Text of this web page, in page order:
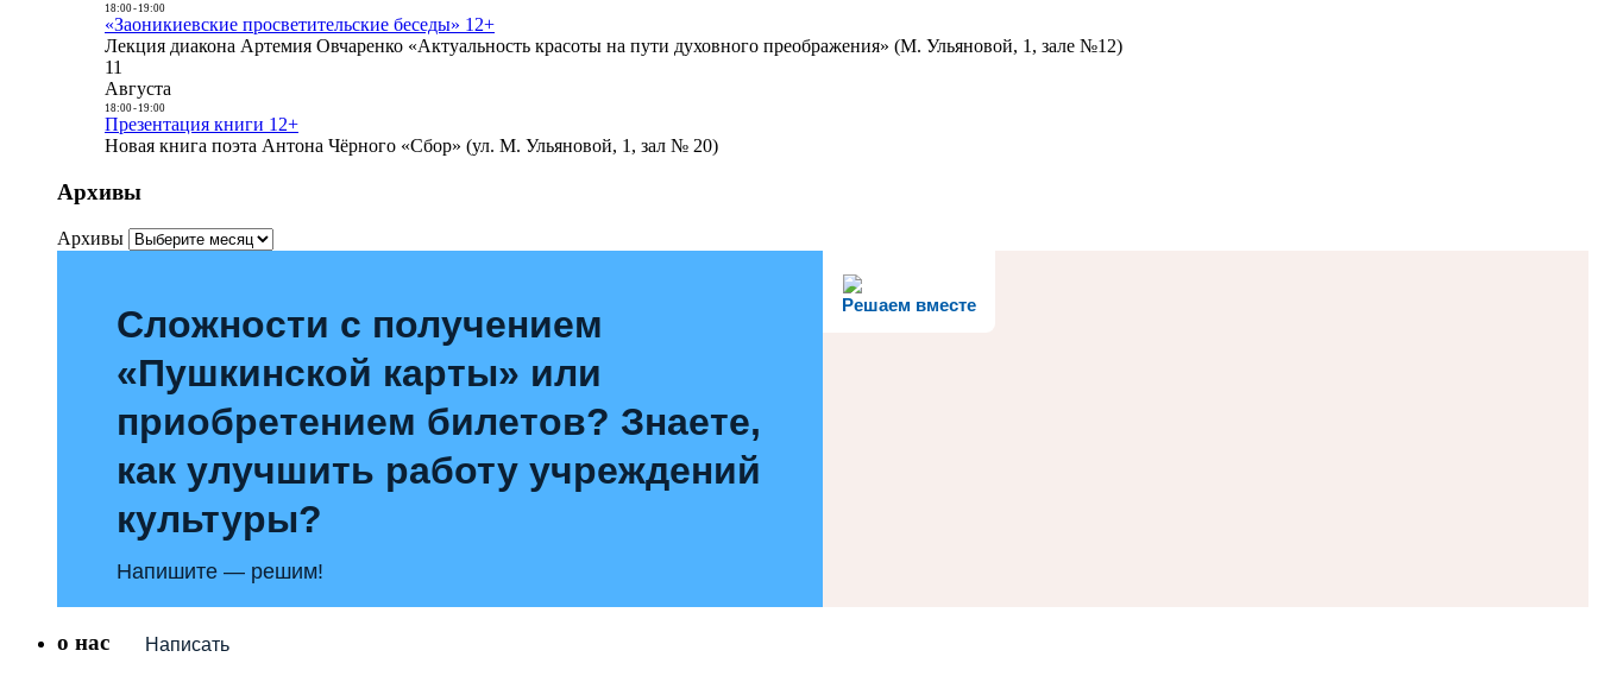
18:00- 19:00
«Заоникиевские просветительские беседы» 12+
Лекция диакона Артемия Овчаренко «Актуальность красоты на пути духовного преображения» (М. Ульяновой, 1, зале №12)
11
Августа
18:00- 19:00
Презентация книги 12+
Новая книга поэта Антона Чёрного «Сбор» (ул. М. Ульяновой, 1, зал № 20)
Архивы
Архивы
Решаем вместе
Сложности с получением
«Пушкинской карты» или
приобретением билетов? Знаете,
как улучшить работу учреждений
культуры?
Напишите — решим!
Написать
о нас